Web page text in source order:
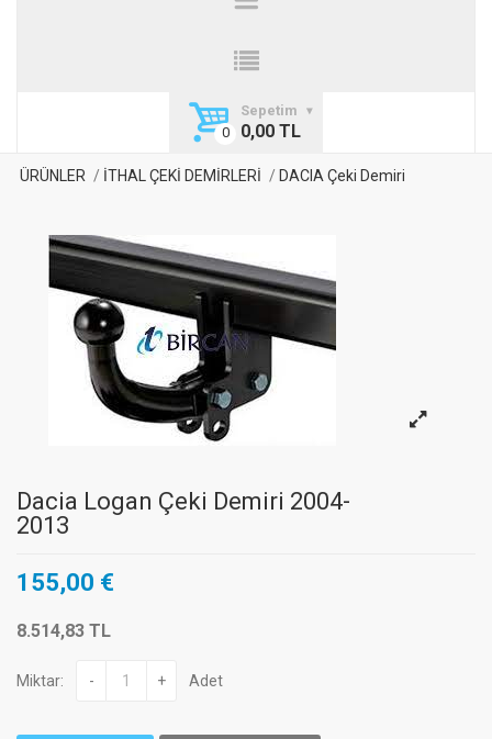
Sepetim
0,00 TL
ÜRÜNLER İTHAL ÇEKİ DEMİRLERİ DACIA Çeki Demiri
Dacia Logan Çeki Demiri 2004-
2013
155,00 €
8.514,83 TL
Miktar: - + Adet